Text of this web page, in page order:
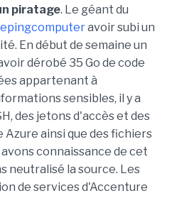
piratage. Le géant du
avoir subi un
En début de semaine un
dérobé 35 Go de code
appartenant à
sensibles, il y a
des jetons d'accès et des
Azure ainsi que des fichiers
connaissance de cet
neutralisé la source. Les
de services d'Accenture